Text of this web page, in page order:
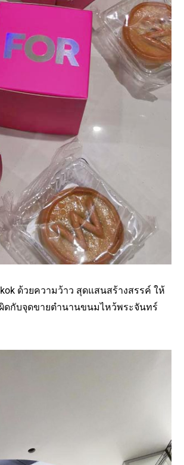
ด้วยความว้าว สุดแสนสร้างสรรค์ ให้
ดกับจุดขายตำนานขนมไหว้พระจันทร์